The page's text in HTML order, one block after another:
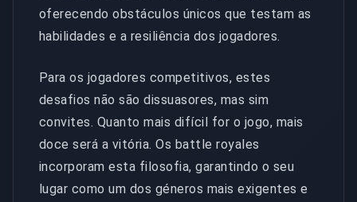
oferecendo obstáculos únicos que testam as
habilidades e a resiliência dos jogadores.
Para os jogadores competitivos, estes
desafios não são dissuasores, mas sim
convites. Quanto mais difícil for o jogo, mais
doce será a vitória. Os battle royales
incorporam esta filosofia, garantindo o seu
lugar como um dos géneros mais exigentes e